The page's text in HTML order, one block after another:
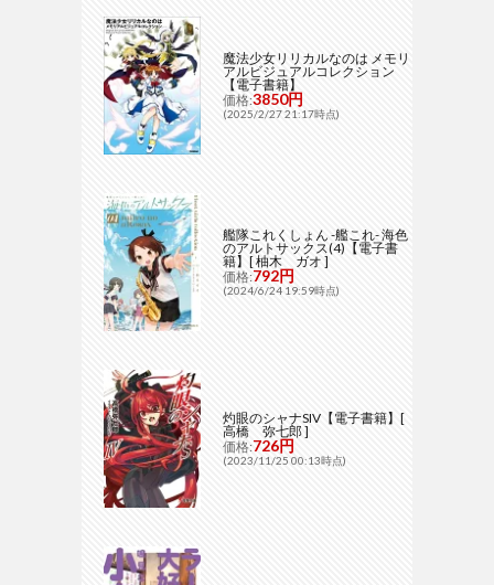
魔法少女リリカルなのは メモリ
アルビジュアルコレクション
【電子書籍】
価格:3850円
(2025/2/27 21:17時点)
艦隊これくしょん -艦これ- 海色
のアルトサックス(4)【電子書
籍】[ 柚木 ガオ ]
価格:792円
(2024/6/24 19:59時点)
灼眼のシャナSIV【電子書籍】[
高橋 弥七郎 ]
価格:726円
(2023/11/25 00:13時点)